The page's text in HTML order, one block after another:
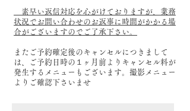
素早い返信対応を心がけておりますが、業務
状況でお問い合わせのお返事に時間がかかる場
合がございますのでご了承下さい。
またご予約確定後のキャンセルにつきまして
は、ご予約日時の１ヶ月前よりキャンセル料が
発生するメニューもございます。撮影メニュー
よりご確認下さいませ